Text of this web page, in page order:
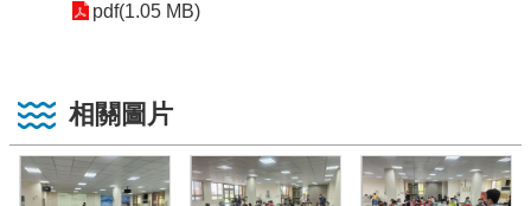
pdf(1.05 MB)
相關圖片